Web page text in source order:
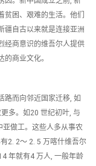
困、艰难的生活。他们
疆自古以来就是连接亚洲
经商意识的维吾尔人提供
的商业文化。
路而向邻近国家迁移, 如
多。如20 世纪初叶, 与
做工。这些人多从事农
2. 2～ 2. 5 万喀什维吾尔
年就有4 万人, 一般年龄